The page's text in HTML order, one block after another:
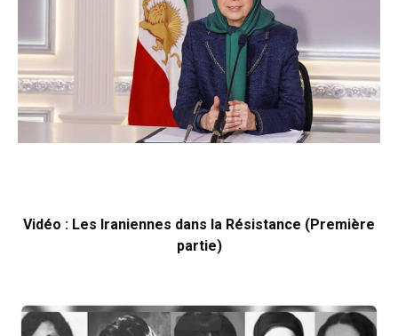
Vidéo : Les Iraniennes dans la Résistance (Première
partie)